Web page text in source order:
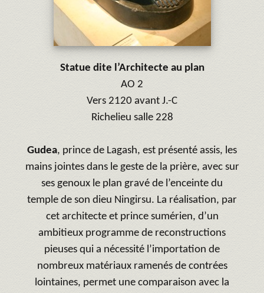
Statue dite l’Architecte au plan
AO 2
Vers 2120 avant J.-C
Richelieu salle 228
Gudea, prince de Lagash, est présenté assis, les
mains jointes dans le geste de la prière, avec sur
ses genoux le plan gravé de l’enceinte du
temple de son dieu Ningirsu. La réalisation, par
cet architecte et prince sumérien, d’un
ambitieux programme de reconstructions
pieuses qui a nécessité l’importation de
nombreux matériaux ramenés de contrées
lointaines, permet une comparaison avec la